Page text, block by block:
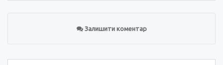
Залишити коментар